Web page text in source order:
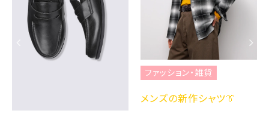
ファッション・雑貨
メンズの新作シャツ👔